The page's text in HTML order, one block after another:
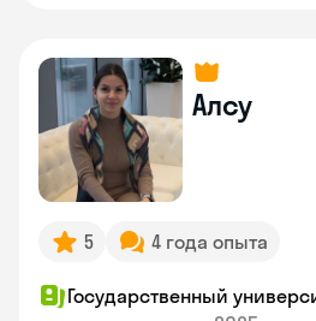
Алсу
5 4 года опыта
Государственный